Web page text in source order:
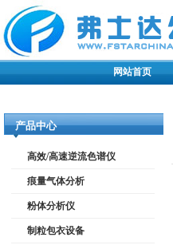
网站首页
产品中心
高效/高速逆流色谱仪
痕量气体分析
粉体分析仪
制粒包衣设备